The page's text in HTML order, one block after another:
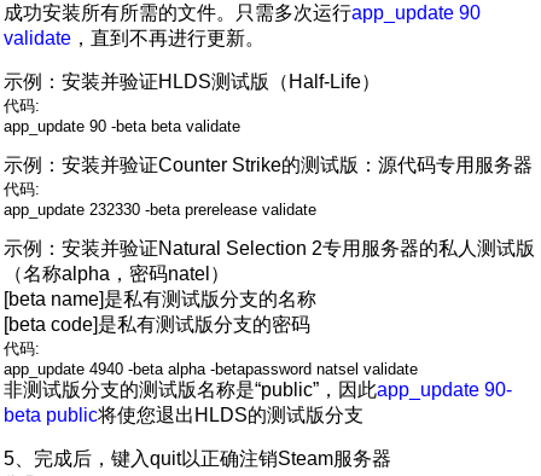
成功安装所有所需的文件。只需多次运行app_update 90
validate ，直到不再进行更新。
示例：安装并验证HLDS测试版（Half-Life）
代码:
app_update 90 -beta beta validate
示例：安装并验证Counter Strike的测试版：源代码专用服务器
代码:
app_update 232330 -beta prerelease validate
示例：安装并验证Natural Selection 2专用服务器的私人测试版
（名称alpha，密码natel）
[beta name]是私有测试版分支的名称
[beta code]是私有测试版分支的密码
代码:
app_update 4940 -beta alpha -betapassword natsel validate
非测试版分支的测试版名称是“public”，因此app_update 90-
beta public将使您退出HLDS的测试版分支
5、完成后，键入quit以正确注销Steam服务器